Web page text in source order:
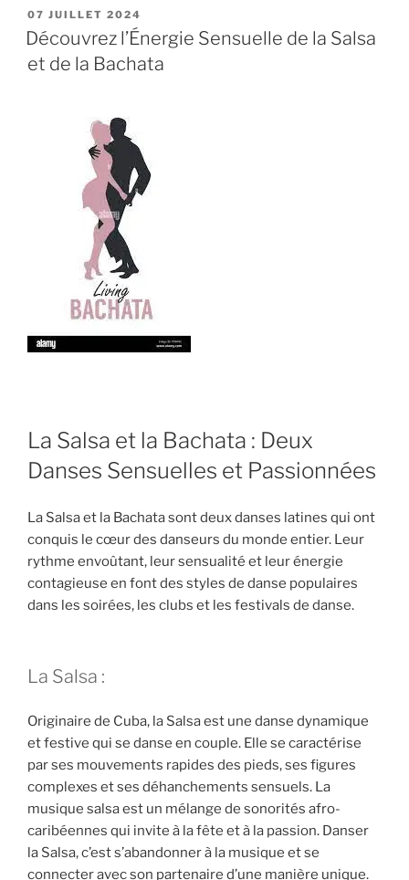
PUBLIÉ
LE
07 JUILLET 2024
Découvrez l’Énergie Sensuelle de la Salsa
et de la Bachata
La Salsa et la Bachata : Deux
Danses Sensuelles et Passionnées
La Salsa et la Bachata sont deux danses latines qui ont
conquis le cœur des danseurs du monde entier. Leur
rythme envoûtant, leur sensualité et leur énergie
contagieuse en font des styles de danse populaires
dans les soirées, les clubs et les festivals de danse.
La Salsa :
Originaire de Cuba, la Salsa est une danse dynamique
et festive qui se danse en couple. Elle se caractérise
par ses mouvements rapides des pieds, ses figures
complexes et ses déhanchements sensuels. La
musique salsa est un mélange de sonorités afro-
caribéennes qui invite à la fête et à la passion. Danser
la Salsa, c’est s’abandonner à la musique et se
connecter avec son partenaire d’une manière unique.